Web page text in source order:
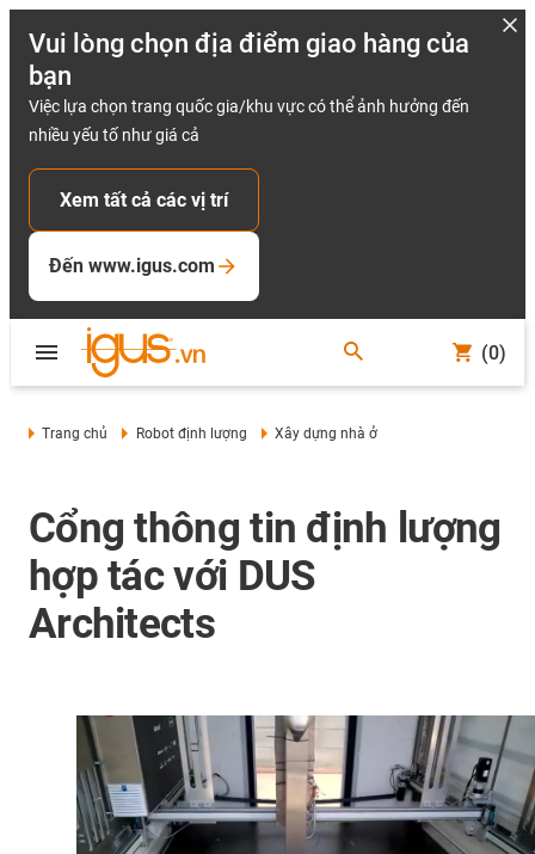
Vui lòng chọn địa điểm giao hàng của
bạn
Việc lựa chọn trang quốc gia/khu vực có thể ảnh hưởng đến
nhiều yếu tố như giá cả
Xem tất cả các vị trí
Đến www.igus.com
(0)
Trang chủ Robot định lượng Xây dựng nhà ở
Cổng thông tin định lượng
hợp tác với DUS
Architects